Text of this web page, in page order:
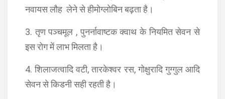
नवायस लौह लेने से हीमोग्लोबिन बढ़ता है।
3. तृण पञ्चमूल , पुनर्नावाष्टक क्वाथ के नियमित सेवन से
इस रोग में लाभ मिलता है।
4. शिलाजत्वादि वटी, तारकेश्वर रस, गोक्षुरादि गुग्गुल आदि
सेवन से किडनी सही रहती है।